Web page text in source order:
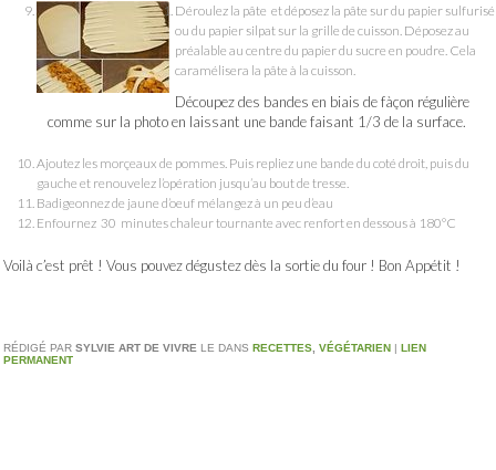
Déroulez la pâte et déposez la pâte sur du papier sulfurisé
ou du papier silpat sur la grille de cuisson. Déposez au
préalable au centre du papier du sucre en poudre. Cela
caramélisera la pâte à la cuisson.
Découpez des bandes en biais de fàçon régulière
comme sur la photo en laissant une bande faisant 1/3 de la surface.
Ajoutez les morçeaux de pommes. Puis repliez une bande du coté droit, puis du
gauche et renouvelez l’opération jusqu’au bout de tresse.
Badigeonnez de jaune d’oeuf mélangez à un peu d’eau
Enfournez 30 minutes chaleur tournante avec renfort en dessous à 180°C
Voilà c’est prêt ! Vous pouvez dégustez dès la sortie du four ! Bon Appétit !
RÉDIGÉ PAR SYLVIE ART DE VIVRE LE DANS RECETTES VÉGÉTARIEN | LIEN
PERMANENT